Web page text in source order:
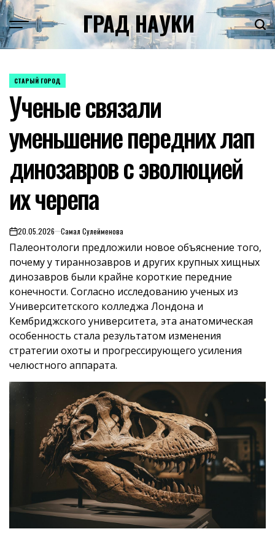
Skip
to
content
ГРАД НАУКИ
POSTED
СТАРЫЙ ГОРОД
Ученые связали
уменьшение передних лап
динозавров с эволюцией
их черепа
on20.05.2026 Самал Сулейменова
Палеонтологи предложили новое объяснение того,
почему у тираннозавров и других крупных хищных
динозавров были крайне короткие передние
конечности. Согласно исследованию ученых из
Университетского колледжа Лондона и
Кембриджского университета, эта анатомическая
особенность стала результатом изменения
стратегии охоты и прогрессирующего усиления
челюстного аппарата.